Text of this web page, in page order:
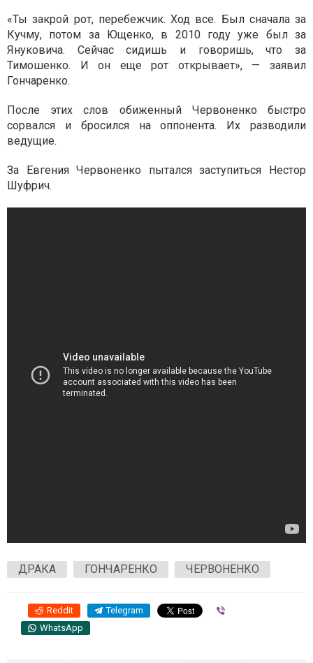
«Ты закрой рот, перебежчик. Ход все. Был сначала за
Кучму, потом за Ющенко, в 2010 году уже был за
Януковича. Сейчас сидишь и говоришь, что за
Тимошенко. И он еще рот открывает», — заявил
Гончаренко.
После этих слов обиженный Червоненко быстро
сорвался и бросился на оппонента. Их разводили
ведущие.
За Евгения Червоненко пытался заступиться Нестор
Шуфрич.
ДРАКА ГОНЧАРЕНКО ЧЕРВОНЕНКО
Reddit Telegram
WhatsApp